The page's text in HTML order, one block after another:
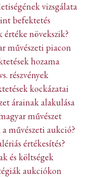
vizsgálata
befektetés
növekszik?
művészeti piacon
hozama
részvények
kockázatai
árainak alakulása
művészet
művészeti aukció?
értékesítés?
és költségek
aukciókon